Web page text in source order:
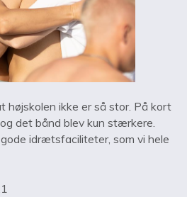
højskolen ikke er så stor. På kort
det bånd blev kun stærkere.
idrætsfaciliteter, som vi hele